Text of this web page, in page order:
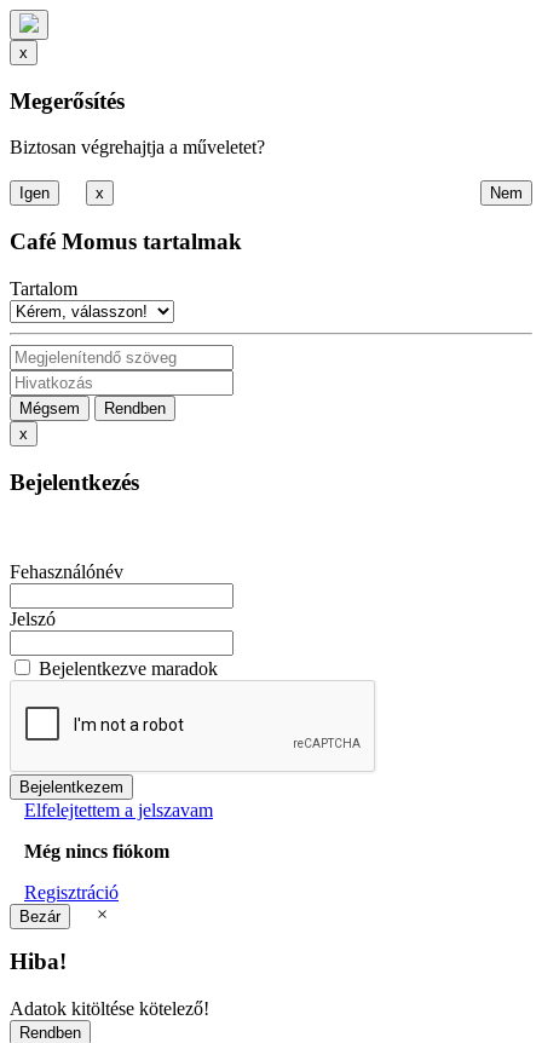
x
Megerősítés
Biztosan végrehajtja a műveletet?
x
Café Momus tartalmak
Tartalom
Mégsem
Rendben
x
Bejelentkezés
Fehasználónév
Jelszó
Bejelentkezve maradok
Elfelejtettem a jelszavam
Még nincs fiókom
Regisztráció
×
Hiba!
Adatok kitöltése kötelező!